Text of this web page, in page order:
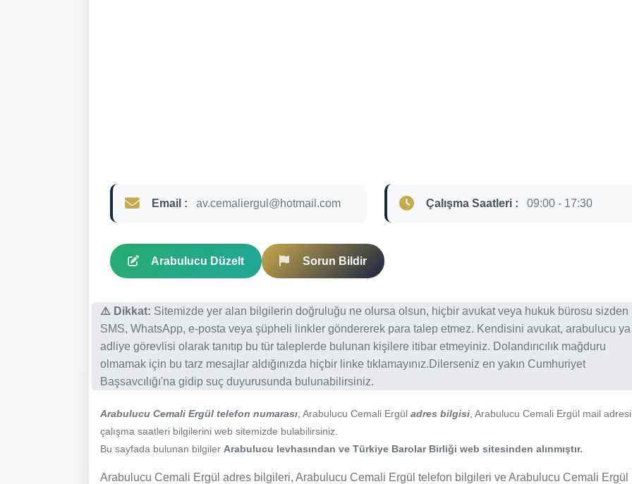
Email : av.cemaliergul@hotmail.com Çalışma Saatleri : 09:00 - 17:30
Arabulucu Düzelt Sorun Bildir
⚠️ Dikkat: Sitemizde yer alan bilgilerin doğruluğu ne olursa olsun, hiçbir avukat veya hukuk bürosu sizden
SMS, WhatsApp, e-posta veya şüpheli linkler göndererek para talep etmez. Kendisini avukat, arabulucu
adliye görevlisi olarak tanıtıp bu tür taleplerde bulunan kişilere itibar etmeyiniz. Dolandırıcılık mağduru
olmamak için bu tarz mesajlar aldığınızda hiçbir linke tıklamayınız.Dilerseniz en yakın Cumhuriyet
Başsavcılığı'na gidip suç duyurusunda bulunabilirsiniz.
Arabulucu Cemali Ergül telefon numarası , Arabulucu Cemali Ergül adres bilgisi , Arabulucu Cemali Ergül mail
çalışma saatleri bilgilerini web sitemizde bulabilirsiniz.
Bu sayfada bulunan bilgiler Arabulucu levhasından ve Türkiye Barolar Birliği web sitesinden alınmıştır.
Arabulucu Cemali Ergül adres bilgileri, Arabulucu Cemali Ergül telefon bilgileri ve Arabulucu Cemali Ergül